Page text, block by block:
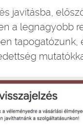
javításba,
a legnagyobb